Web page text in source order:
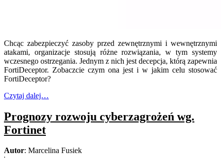
Chcąc zabezpieczyć zasoby przed zewnętrznymi i wewnętrznymi
atakami, organizacje stosują różne rozwiązania, w tym systemy
wczesnego ostrzegania. Jednym z nich jest decepcja, którą zapewnia
FortiDeceptor. Zobaczcie czym ona jest i w jakim celu stosować
FortiDeceptor?
Czytaj dalej…
Prognozy rozwoju cyberzagrożeń wg.
Fortinet
Autor: Marcelina Fusiek